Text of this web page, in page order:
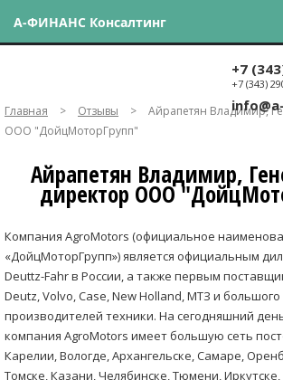
А-ФИНАНС Консалтинг
+7
+7 (343)
Главная > Отзывы >
Айрапетян Владимир,
ООО "ДойцМоторГрупп"
Айрапетян Владимир,
директор ООО
Компания AgroMotors (официальное
«ДойцМоторГрупп») является официальным
Deuttz-Fahr в России, а также первым
Deutz, Volvo, Case, New Holland, МТЗ и
производителей техники. На сегодняшний
компания AgroMotors имеет большую сеть
Карелии, Вологде, Архангельске, Самаре,
Томске, Казани, Челябинске, Тюмени,